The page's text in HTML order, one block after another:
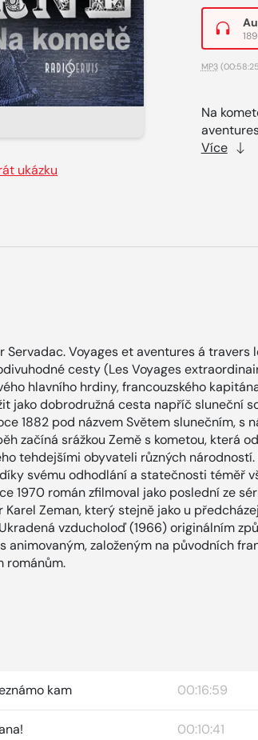
ukázku
MP3
Na
Více
Servadac. Voyages et aventures á travers
cesty (Les Voyages
hlavního hrdiny, francouzského
jako dobrodružná cesta napříč sluneční
1882 pod názvem Světem slunečním, s
začíná srážkou Země s kometou, která
tehdejšími obyvateli různých národností.
svému odhodlání a statečnosti téměř
1970 román zfilmoval jako poslední ze
Karel Zeman, který stejně jako u
vzducholoď (1966) originálním
animovaným, založeným na původních
románům.
kam 00:16:59
00:10:41